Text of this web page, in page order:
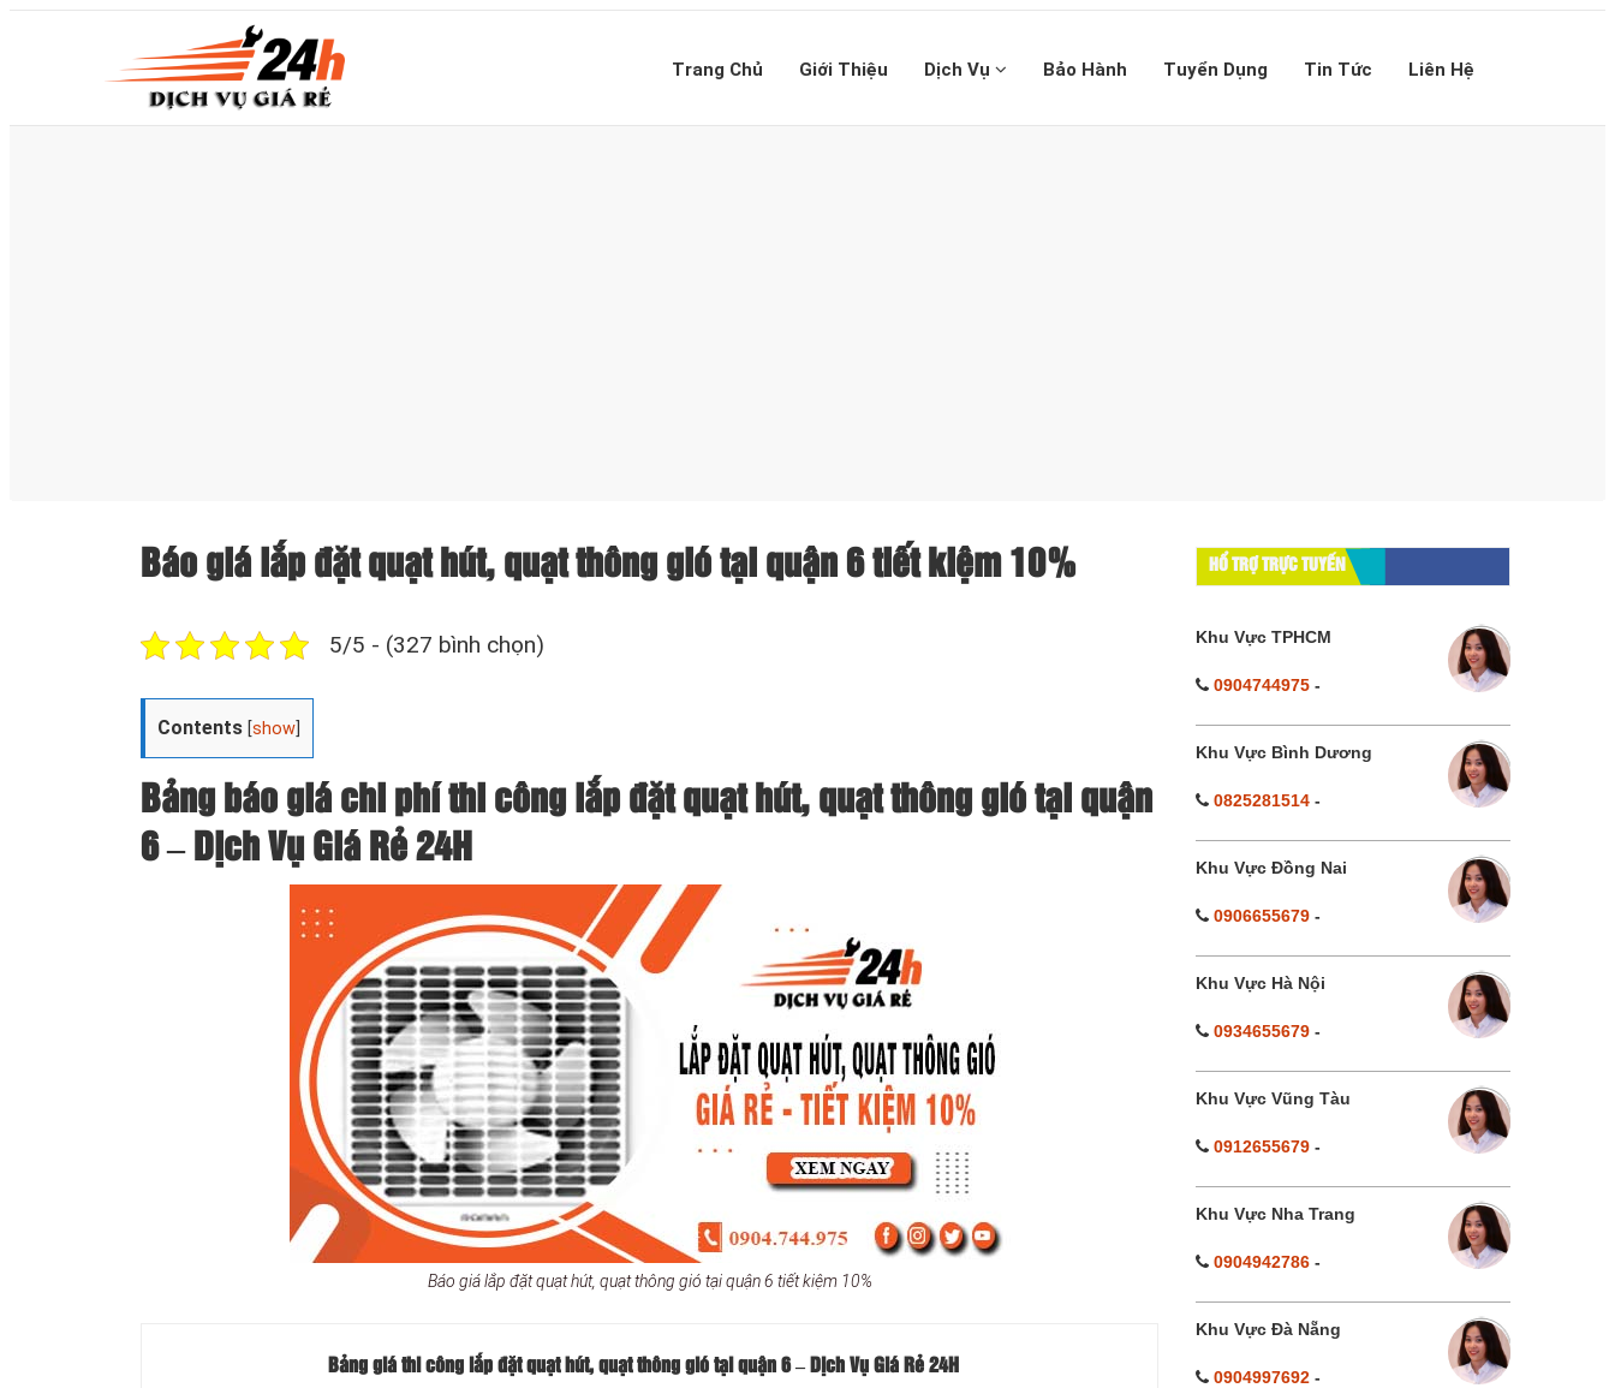
Trang Chủ Giới Thiệu Dịch Vụ Bảo Hành Tuyển Dụng Tin Tức Liên Hệ
Báo giá lắp đặt quạt hút, quạt thông gió tại quận 6 tiết kiệm 10%
5/5 - (327 bình chọn)
Contents [show
Bảng báo giá chi phí thi công lắp đặt quạt hút, quạt thông gió tại quận
6 – Dịch Vụ Giá Rẻ 24H
Báo giá lắp đặt quạt hút, quạt thông gió tại quận 6 tiết kiệm 10%
Bảng giá thi công lắp đặt quạt hút, quạt thông gió tại quận 6 – Dịch Vụ Giá Rẻ 24H
HỔ TRỢ TRỰC TUYẾN
Khu Vực TPHCM
0904744975-
Khu Vực Bình Dương
0825281514-
Khu Vực Đồng Nai
0906655679-
Khu Vực Hà Nội
0934655679-
Khu Vực Vũng Tàu
0912655679-
Khu Vực Nha Trang
0904942786-
Khu Vực Đà Nẵng
0904997692-